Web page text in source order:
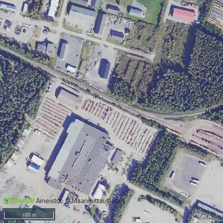
Aineistot: © Maanmittauslaitos
100 m